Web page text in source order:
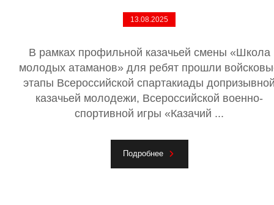
13.08.2025
В рамках профильной казачьей смены «Школа
молодых атаманов» для ребят прошли
этапы Всероссийской спартакиады
казачьей молодежи, Всероссийской военно-
спортивной игры «Казачий ...
Подробнее